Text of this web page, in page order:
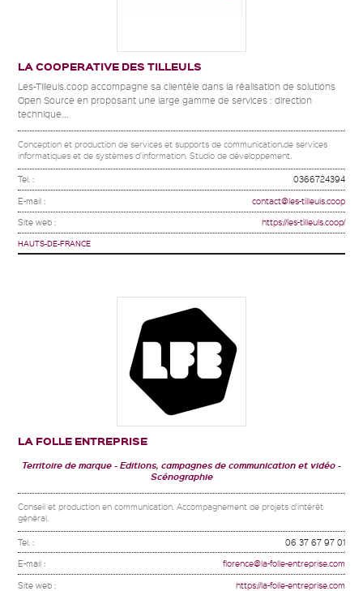
LA COOPERATIVE DES TILLEULS
Les-Tilleuls.coop accompagne sa clientèle dans la réalisation de solutions
Open Source en proposant une large gamme de services : direction
technique...
Conception et production de services et supports de communication,de services
informatiques et de systèmes d'information. Studio de développement.
Tel. : 0366724394
E-mail : contact@les-tilleuls.coop
Site web : https://les-tilleuls.coop/
HAUTS-DE-FRANCE
LA FOLLE ENTREPRISE
Territoire de marque
Editions, campagnes de communication et vidéo
Scénographie
Conseil et production en communication. Accompagnement de projets d'intérêt
général.
Tel. : 06 37 67 97 01
E-mail : florence@la-folle-entreprise.com
Site web : https://la-folle-entreprise.com